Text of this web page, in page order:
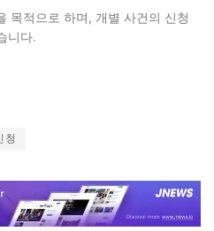
년 회생 전담 법원으로
절차 자체는 전국
목적으로 하며, 개별 사건의 신청
니다.
청